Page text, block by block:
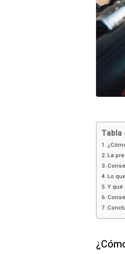
Tabla
La
Lo
Y